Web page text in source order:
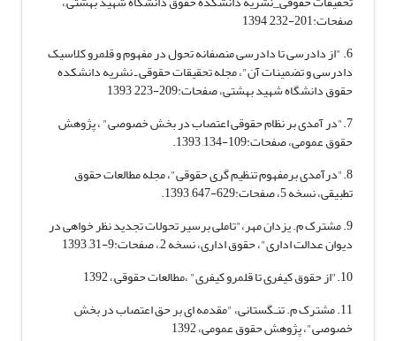
صفحات:201-232, 1394
6. "از دادرسی تا دادرسی منصفانه تحول در مفهوم و قلمرو کلاسیک
دادرسی و تضمینات آن"، مجله تحقیقات حقوقی ـ نشریه دانشکده
حقوق دانشگاه شهید بهشتی، صفحات:209-223, 1393
7."در آمدی بر نظام حقوقی اعتصاب در بخش خصوصی" ، پژوهش
حقوق عمومی، صفحات:109-134, 1393.
8."درآمدی برمفهوم تنظیم گری حقوقی"، مجله مطالعات حقوق
تطبیقی، نسخه 5، صفحات:629-647, 1393.
9. مشترک م. یزدان مهر،"تاملی برسیر تحولات تجدید نظر خواهی در
دیوان عدالت اداری"، حقوق اداری، نسخه 2,، صفحات:9-31, 1393
10."از حقوق کیفری تا قلمرو کیفری" ،مطالعات حقوقی,، 1392
11. مشترک م. تنـگستانی، "مقدمه ای بر حق اعتصاب در بخش
خصوصی"، پژوهش حقوق عمومی، 1392